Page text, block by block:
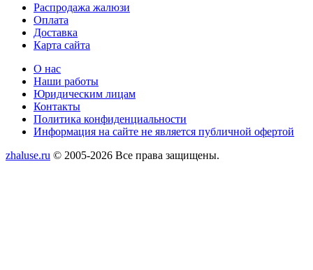
МенюРаспродажа жалюзи
Оплата
Доставка
Карта сайта
МенюО нас
Наши работы
Юридическим лицам
Контакты
Политика конфиденциальности
Информация на сайте не является публичной офертой
zhaluse.ru © 2005-2026 Все права защищены.